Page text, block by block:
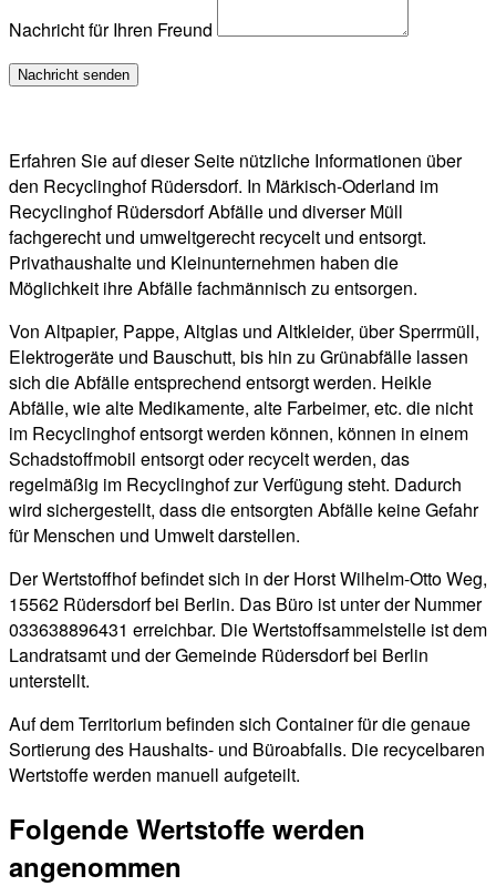
Nachricht für Ihren Freund
Erfahren Sie auf dieser Seite nützliche Informationen über
den Recyclinghof Rüdersdorf. In Märkisch-Oderland im
Recyclinghof Rüdersdorf Abfälle und diverser Müll
fachgerecht und umweltgerecht recycelt und entsorgt.
Privathaushalte und Kleinunternehmen haben die
Möglichkeit ihre Abfälle fachmännisch zu entsorgen.
Von Altpapier, Pappe, Altglas und Altkleider, über Sperrmüll,
Elektrogeräte und Bauschutt, bis hin zu Grünabfälle lassen
sich die Abfälle entsprechend entsorgt werden. Heikle
Abfälle, wie alte Medikamente, alte Farbeimer, etc. die nicht
im Recyclinghof entsorgt werden können, können in einem
Schadstoffmobil entsorgt oder recycelt werden, das
regelmäßig im Recyclinghof zur Verfügung steht. Dadurch
wird sichergestellt, dass die entsorgten Abfälle keine Gefahr
für Menschen und Umwelt darstellen.
Der Wertstoffhof befindet sich in der Horst Wilhelm-Otto Weg,
15562 Rüdersdorf bei Berlin. Das Büro ist unter der Nummer
033638896431 erreichbar. Die Wertstoffsammelstelle ist dem
Landratsamt und der Gemeinde Rüdersdorf bei Berlin
unterstellt.
Auf dem Territorium befinden sich Container für die genaue
Sortierung des Haushalts- und Büroabfalls. Die recycelbaren
Wertstoffe werden manuell aufgeteilt.
Folgende Wertstoffe werden
angenommen